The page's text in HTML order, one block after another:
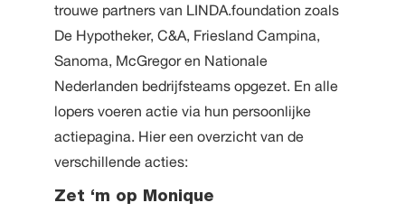
trouwe partners van LINDA.foundation zoals
De Hypotheker, C&A, Friesland Campina,
Sanoma, McGregor en Nationale
Nederlanden bedrijfsteams opgezet. En alle
lopers voeren actie via hun persoonlijke
actiepagina. Hier een overzicht van de
verschillende acties:
Zet ‘m op Monique